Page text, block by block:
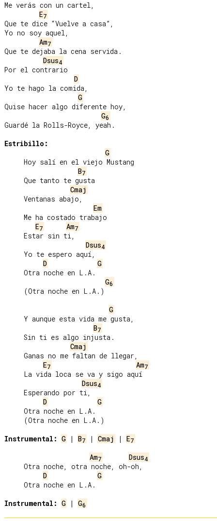
Me verás con un cartel,
E7
Que te dice “Vuelve a casa”,
Yo no soy aquel,
Am7
Que te dejaba la cena servida.
Dsus4
Por el contrario
D
Yo te hago la comida,
G
Quise hacer algo diferente hoy,
G6
Guardé la Rolls-Royce, yeah.
Estribillo:
G
B7
Cmaj
Em
E7 Am7
Dsus4
D
G
G6
G
B7
Cmaj
E7 Am7
Dsus4
D
G
Instrumental: G | B7 | Cmaj | E7
Am7 Dsus4
D
G
Instrumental: G | G6